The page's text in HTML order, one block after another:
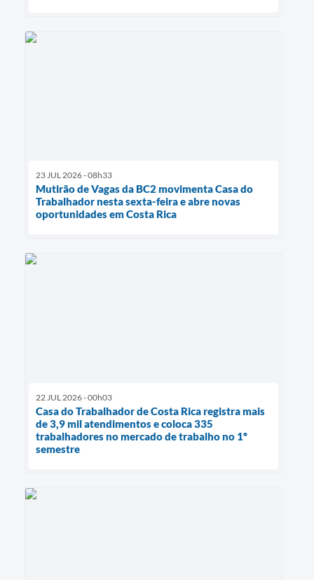
23 JUL 2026 - 08h33
Mutirão de Vagas da BC2 movimenta Casa do
Trabalhador nesta sexta-feira e abre novas
oportunidades em Costa Rica
22 JUL 2026 - 00h03
Casa do Trabalhador de Costa Rica registra mais
de 3,9 mil atendimentos e coloca 335
trabalhadores no mercado de trabalho no 1º
semestre